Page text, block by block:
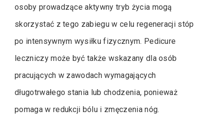
osoby prowadzące aktywny tryb życia mogą
skorzystać z tego zabiegu w celu regeneracji stóp
po intensywnym wysiłku fizycznym. Pedicure
leczniczy może być także wskazany dla osób
pracujących w zawodach wymagających
długotrwałego stania lub chodzenia, ponieważ
pomaga w redukcji bólu i zmęczenia nóg.